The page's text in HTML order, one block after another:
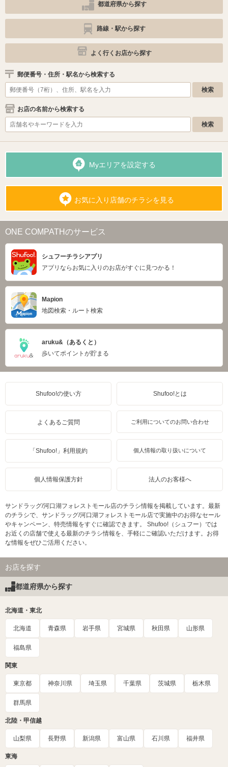
都道府県から探す
路線・駅から探す
よく行くお店から探す
郵便番号・住所・駅名から検索する
お店の名前から検索する
Myエリアを設定する
お気に入り店舗のチラシを見る
ONE COMPATHのサービス
シュフーチラシアプリ
アプリならお気に入りのお店がすぐに見つかる！
Mapion
地図検索・ルート検索
aruku&（あるくと）
歩いてポイントが貯まる
Shufoo!の使い方 Shufoo!とは
よくあるご質問 ご利用についてのお問い合わせ
「Shufoo!」利用規約 個人情報の取り扱いについて
個人情報保護方針 法人のお客様へ
サンドラッグ/河口湖フォレストモール店のチラシ情報を掲載しています。最新
のチラシで、サンドラッグ/河口湖フォレストモール店で実施中のお得なセール
やキャンペーン、特売情報をすぐに確認できます。 Shufoo!（シュフー）では
お近くの店舗で使える最新のチラシ情報を、手軽にご確認いただけます。お得
な情報をぜひご活用ください。
お店を探す
都道府県から探す
北海道・東北
北海道 青森県 岩手県 宮城県 秋田県 山形県
福島県
関東
東京都 神奈川県 埼玉県 千葉県 茨城県 栃木県
群馬県
北陸・甲信越
山梨県 長野県 新潟県 富山県 石川県 福井県
東海